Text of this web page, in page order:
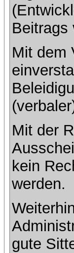
Beitrags
Mit dem
Mit der
kein
werden.
gute